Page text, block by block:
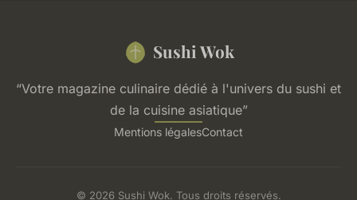
Sushi Wok
“Votre magazine culinaire dédié à l'univers du sushi et
de la cuisine asiatique”
Mentions légalesContact
© 2026 Sushi Wok. Tous droits réservés.